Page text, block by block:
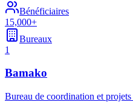
Bénéficiaires
15,000+
Bureaux
1
Bamako
Bureau de coordination et